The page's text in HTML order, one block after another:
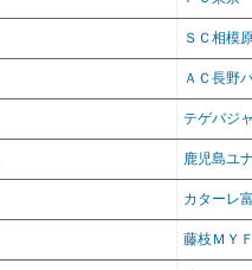
ＳＣ相模
ＡＣ長野
テゲバジ
鹿児島ユ
カターレ
藤枝ＭＹ